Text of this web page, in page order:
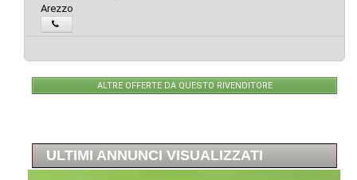
Arezzo
ALTRE OFFERTE DA QUESTO RIVENDITORE
ULTIMI ANNUNCI VISUALIZZATI